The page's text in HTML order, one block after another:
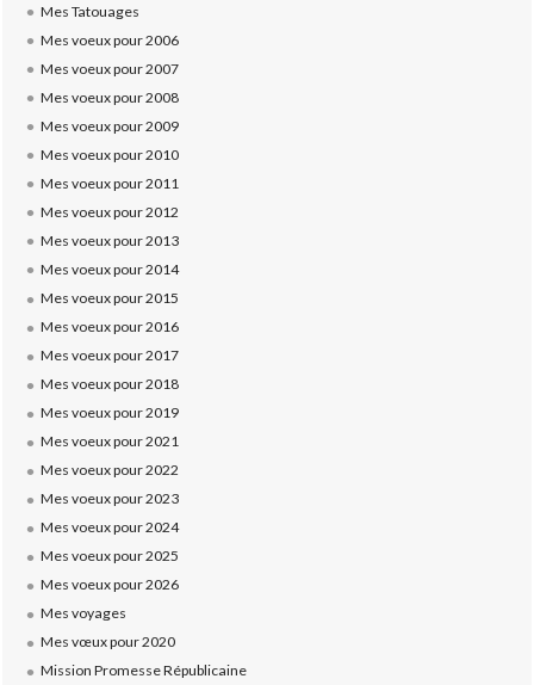
Mes Tatouages
Mes voeux pour 2006
Mes voeux pour 2007
Mes voeux pour 2008
Mes voeux pour 2009
Mes voeux pour 2010
Mes voeux pour 2011
Mes voeux pour 2012
Mes voeux pour 2013
Mes voeux pour 2014
Mes voeux pour 2015
Mes voeux pour 2016
Mes voeux pour 2017
Mes voeux pour 2018
Mes voeux pour 2019
Mes voeux pour 2021
Mes voeux pour 2022
Mes voeux pour 2023
Mes voeux pour 2024
Mes voeux pour 2025
Mes voeux pour 2026
Mes voyages
Mes vœux pour 2020
Mission Promesse Républicaine